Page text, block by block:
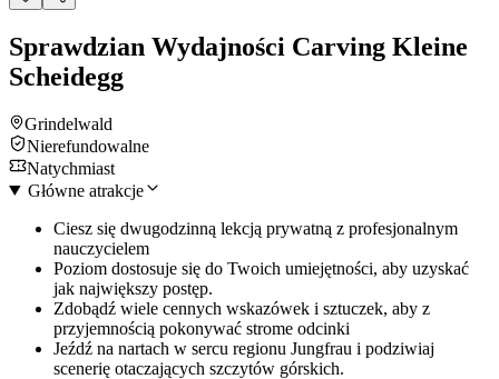
Sprawdzian Wydajności Carving Kleine
Scheidegg
Grindelwald
Nierefundowalne
Natychmiast
Główne atrakcje
Ciesz się dwugodzinną lekcją prywatną z profesjonalnym
nauczycielem
Poziom dostosuje się do Twoich umiejętności, aby uzyskać
jak największy postęp.
Zdobądź wiele cennych wskazówek i sztuczek, aby z
przyjemnością pokonywać strome odcinki
Jeźdź na nartach w sercu regionu Jungfrau i podziwiaj
scenerię otaczających szczytów górskich.